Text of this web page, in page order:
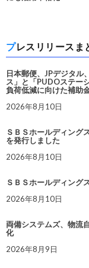
プレスリリース
日本郵便、JPデジタル
ス」と「PUDOステー
負荷低減に向けた補助
2026年8月10日
ＳＢＳホールディン
を発行しました
2026年8月10日
ＳＢＳホールディング
2026年8月10日
両備システムズ、物流
化
2026年8月9日